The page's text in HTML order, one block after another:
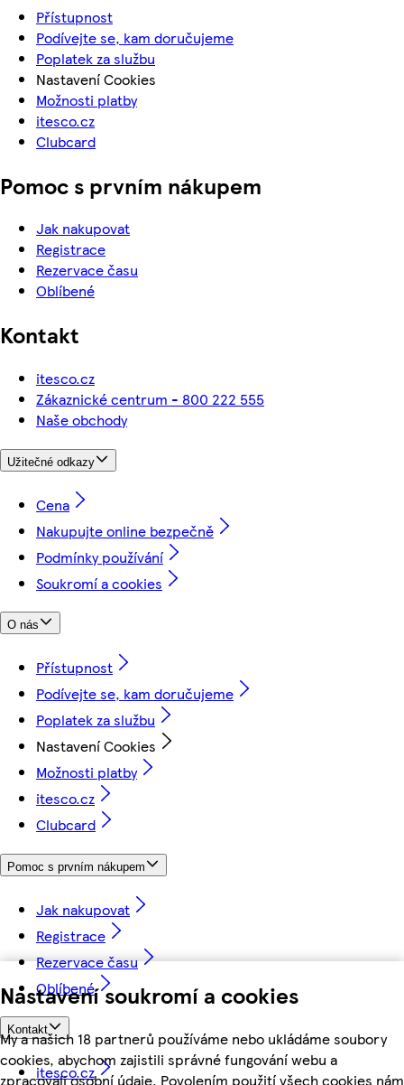
Nastavení soukromí a cookies
My a našich 18 partnerů používáme nebo ukládáme soubory
cookies, abychom zajistili správné fungování webu a
zpracovali osobní údaje. Povolením použití všech cookies nám
Přístupnost
Podívejte se, kam doručujeme
Poplatek za službu
Nastavení Cookies
Možnosti platby
itesco.cz
Clubcard
Pomoc s prvním nákupem
Jak nakupovat
Registrace
Rezervace času
Oblíbené
Kontakt
itesco.cz
Zákaznické centrum - 800 222 555
Naše obchody
Užitečné odkazy
Cena
Nakupujte online bezpečně
Podmínky používání
Soukromí a cookies
O nás
Přístupnost
Podívejte se, kam doručujeme
Poplatek za službu
Nastavení Cookies
Možnosti platby
itesco.cz
Clubcard
Pomoc s prvním nákupem
Jak nakupovat
Registrace
Rezervace času
Oblíbené
Kontakt
itesco.cz